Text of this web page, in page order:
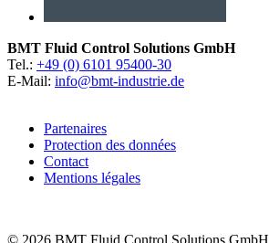
BMT Fluid Control Solutions GmbH
Tel.: +49 (0) 6101 95400-30
E-Mail: info@bmt-industrie.de
Partenaires
Protection des données
Contact
Mentions légales